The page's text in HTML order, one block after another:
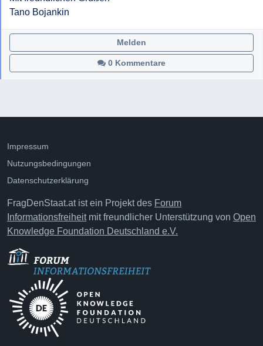
Tano Bojankin
0 Kommentare
Melden
Impressum
Nutzungsbedingungen
Datenschutzerklärung
FragDenStaat.at ist ein Projekt des Forum
Informationsfreiheitmit freundlicher Unterstützung von Open
Knowledge Foundation Deutschland e.V.